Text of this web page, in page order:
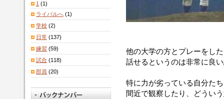
他の大学の方とプレーをし
話せるというのは非常に良
特に力が劣っている自分た
間近で観察したり、どうい
1 (1)
ライバルへ (1)
学校 (2)
日常 (137)
練習 (59)
試合 (118)
部員 (20)